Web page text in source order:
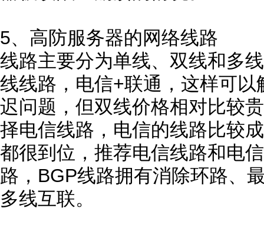
5、高防服务器的网络线路
线路主要分为单线、双线和多
线线路，电信+联通，这样可
迟问题，但双线价格相对比较
择电信线路，电信的线路比较
都很到位，推荐电信线路和电
路，BGP线路拥有消除环路、
多线互联。